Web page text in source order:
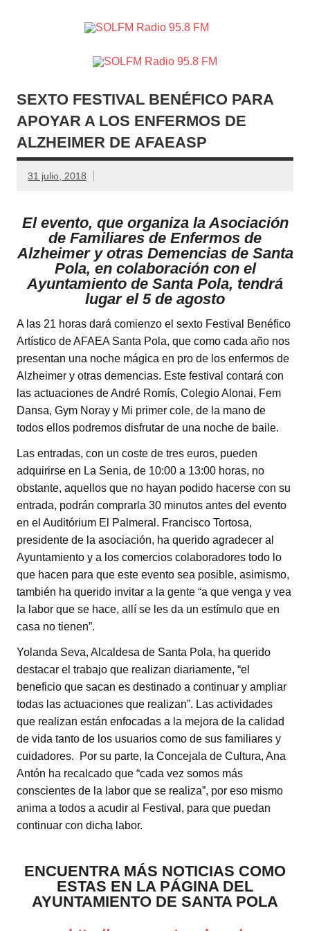
Crevillente, Radio en Vega Baja y Radio en el Medio
Vinalopó
SEXTO FESTIVAL BENÉFICO PARA
APOYAR A LOS ENFERMOS DE
ALZHEIMER DE AFAEASP
31 julio, 2018
El evento, que organiza la Asociación
de Familiares de Enfermos de
Alzheimer y otras Demencias de Santa
Pola, en colaboración con el
Ayuntamiento de Santa Pola, tendrá
lugar el 5 de agosto
A las 21 horas dará comienzo el sexto Festival Benéfico
Artístico de AFAEA Santa Pola, que como cada año nos
presentan una noche mágica en pro de los enfermos de
Alzheimer y otras demencias. Este festival contará con
las actuaciones de André Romís, Colegio Alonai, Fem
Dansa, Gym Noray y Mi primer cole, de la mano de
todos ellos podremos disfrutar de una noche de baile.
Las entradas, con un coste de tres euros, pueden
adquirirse en La Senia, de 10:00 a 13:00 horas, no
obstante, aquellos que no hayan podido hacerse con su
entrada, podrán comprarla 30 minutos antes del evento
en el Auditórium El Palmeral. Francisco Tortosa,
presidente de la asociación, ha querido agradecer al
Ayuntamiento y a los comercios colaboradores todo lo
que hacen para que este evento sea posible, asimismo,
también ha querido invitar a la gente “a que venga y vea
la labor que se hace, allí se les da un estímulo que en
casa no tienen”.
Yolanda Seva, Alcaldesa de Santa Pola, ha querido
destacar el trabajo que realizan diariamente, “el
beneficio que sacan es destinado a continuar y ampliar
todas las actuaciones que realizan”. Las actividades
que realizan están enfocadas a la mejora de la calidad
de vida tanto de los usuarios como de sus familiares y
cuidadores. Por su parte, la Concejala de Cultura, Ana
Antón ha recalcado que “cada vez somos más
conscientes de la labor que se realiza”, por eso mismo
anima a todos a acudir al Festival, para que puedan
continuar con dicha labor.
ENCUENTRA MÁS NOTICIAS COMO
ESTAS EN LA PÁGINA DEL
AYUNTAMIENTO DE SANTA POLA